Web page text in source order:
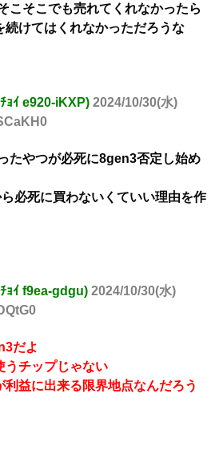
こそこでも売れてくれなかったら
続けてはくれなかっただろうな
ｮｲ e920-iKXP) 2024/10/30(水)
たやつが必死に8gen3否定し始め
必死に買わないくていい理由を作
ｮｲ f9ea-gdgu) 2024/10/30(水)
だよ
うチップじゃない
益に出来る限界地点なんだろう